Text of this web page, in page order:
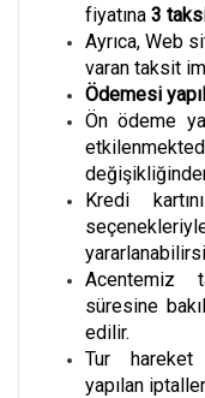
fiyatına 3
Ayrıca, Web
varan taksit
Ödemesi
Ön ödeme
Kredi
Acentemiz
süresine
edilir.
Tur
yapılan